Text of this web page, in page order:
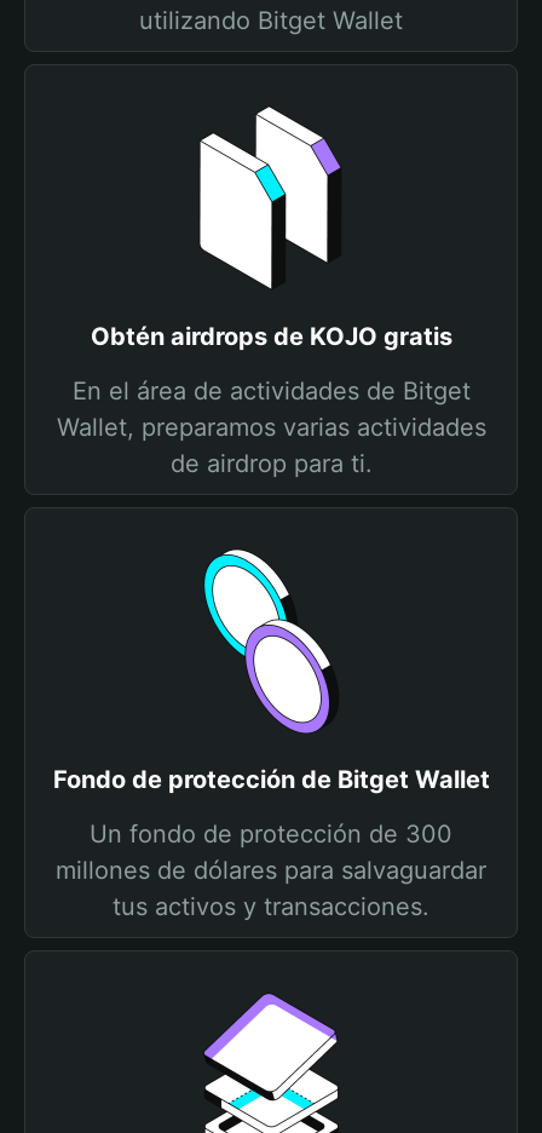
utilizando Bitget Wallet
Obtén airdrops de KOJO gratis
En el área de actividades de Bitget
Wallet, preparamos varias actividades
de airdrop para ti.
Fondo de protección de Bitget Wallet
Un fondo de protección de 300
millones de dólares para salvaguardar
tus activos y transacciones.